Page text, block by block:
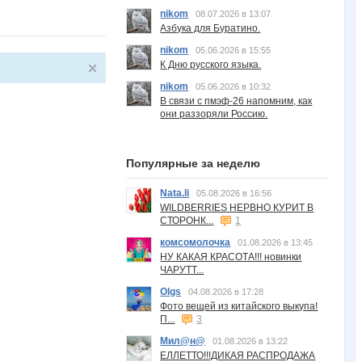
nikom
08.07.2026 в 13:07
Азбука для Буратино.
nikom
05.06.2026 в 15:55
К Дню русского языка.
nikom
05.06.2026 в 10:32
В связи с пмэф-26 напомним, как
они раззоряли Россию.
Популярные за неделю
Nata.li 05.08.2026 в 16:56
WILDBERRIES НЕРВНО КУРИТ В
СТОРОНК...
1
комсомолочка
01.08.2026 в 13:45
НУ КАКАЯ КРАСОТА!!! новинки
ЧАРУТТ...
Olgs
04.08.2026 в 17:28
Фото вещей из китайского выкупа!
П...
3
Мил@н@
01.08.2026 в 13:22
ЕЛЛЕТТО!!!ДИКАЯ РАСПРОДАЖА